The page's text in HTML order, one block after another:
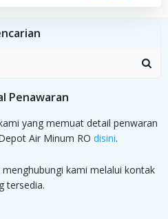
Penawaran
yang memuat detail penwaran
Air Minum RO disini.
kami melalui kontak
tersedia.